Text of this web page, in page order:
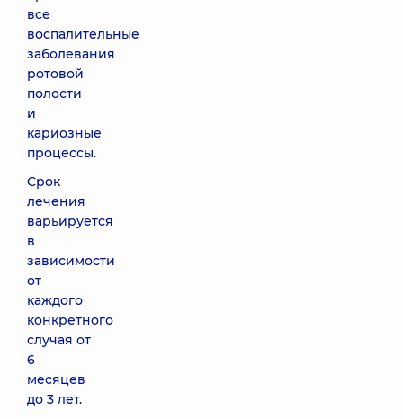
все
воспалительные
заболевания
ротовой
полости
и
кариозные
процессы.
Срок
лечения
варьируется
в
зависимости
от
каждого
конкретного
случая от
6
месяцев
до 3 лет.